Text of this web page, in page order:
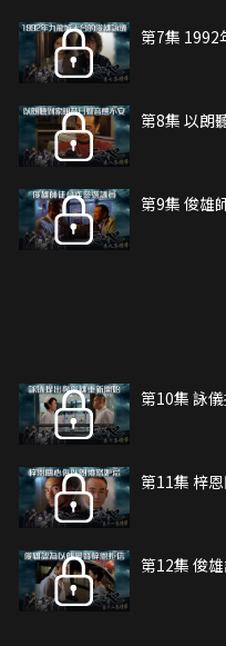
第7集 1992
第8集 以朗
第9集 俊雄
第10集 詠
第11集 梓
第12集 俊